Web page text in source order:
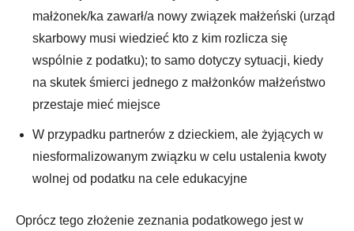
małżonek/ka zawarł/a nowy związek małżeński (urząd
skarbowy musi wiedzieć kto z kim rozlicza się
wspólnie z podatku); to samo dotyczy sytuacji, kiedy
na skutek śmierci jednego z małżonków małżeństwo
przestaje mieć miejsce
W przypadku partnerów z dzieckiem, ale żyjących w
niesformalizowanym związku w celu ustalenia kwoty
wolnej od podatku na cele edukacyjne
Oprócz tego złożenie zeznania podatkowego jest w